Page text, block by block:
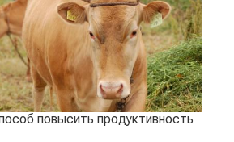
повысить продуктивность